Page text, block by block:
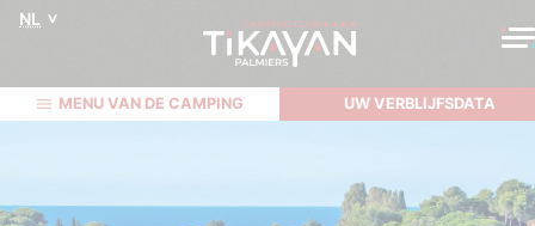
NL
MENU VAN DE CAMPING UW VERBLIJFSDATA